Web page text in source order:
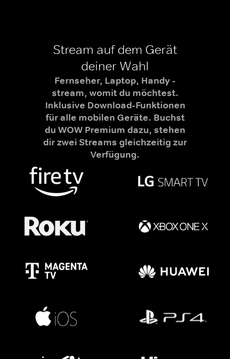
Stream auf dem Gerät
deiner Wahl
Fernseher, Laptop, Handy -
stream, womit du möchtest.
Inklusive Download-Funktionen
für alle mobilen Geräte. Buchst
du WOW Premium dazu, stehen
dir zwei Streams gleichzeitig zur
Verfügung.